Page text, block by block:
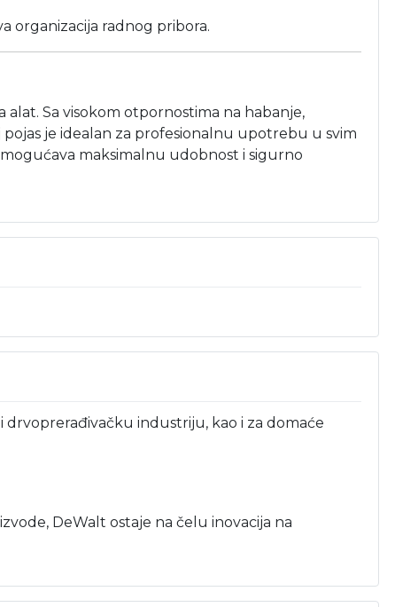
organizacija radnog pribora.
alat. Sa visokom otpornostima na habanje,
je idealan za profesionalnu upotrebu u svim
maksimalnu udobnost i sigurno
industriju, kao i za domaće
DeWalt ostaje na čelu inovacija na